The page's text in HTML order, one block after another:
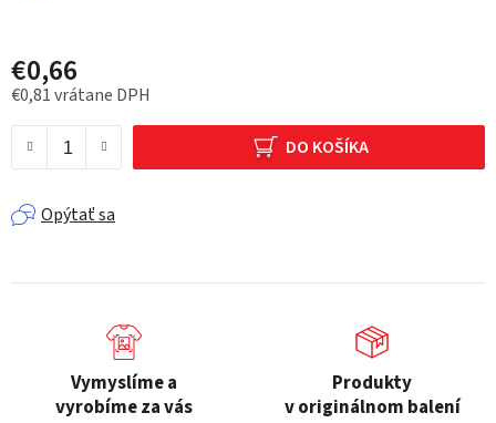
€0,66
€0,81 vrátane DPH
DO KOŠÍKA
Opýtať sa
Vymyslíme a
vyrobíme za vás
Produkty
v originálnom balení